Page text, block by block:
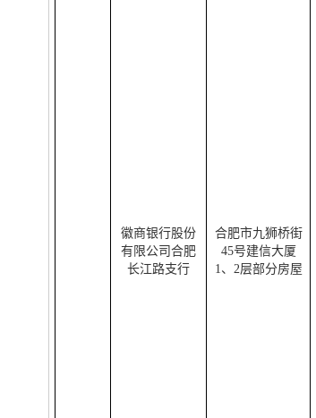
徽商银行股份
有限公司合肥
长江路支行
合肥市九狮桥街
45号建信大厦
1、 2层部分房屋